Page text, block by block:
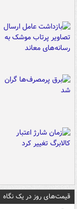
قیمت‌های روز در یک نگاه